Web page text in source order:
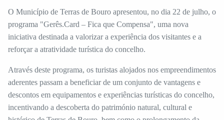
O Município de Terras de Bouro apresentou, no dia 22 de julho, o
programa "Gerês.Card – Fica que Compensa", uma nova
iniciativa destinada a valorizar a experiência dos visitantes e a
reforçar a atratividade turística do concelho.
Através deste programa, os turistas alojados nos empreendimentos
aderentes passam a beneficiar de um conjunto de vantagens e
descontos em equipamentos e experiências turísticas do concelho,
incentivando a descoberta do património natural, cultural e